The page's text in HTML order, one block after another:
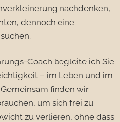
nachdenken,
dennoch eine
Coach begleite ich Sie
– im Leben und im
finden wir
um sich frei zu
zu verlieren, ohne dass